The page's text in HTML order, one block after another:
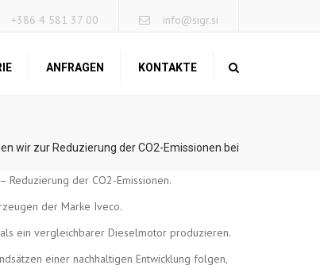
+386 4 581 37 00 info@sigr.si
ANFRAGEN KONTAKTE
wir zur Reduzierung der CO2-Emissionen bei
Reduzierung der CO2-Emissionen.
der Marke Iveco.
als ein vergleichbarer Dieselmotor produzieren.
einer nachhaltigen Entwicklung folgen,